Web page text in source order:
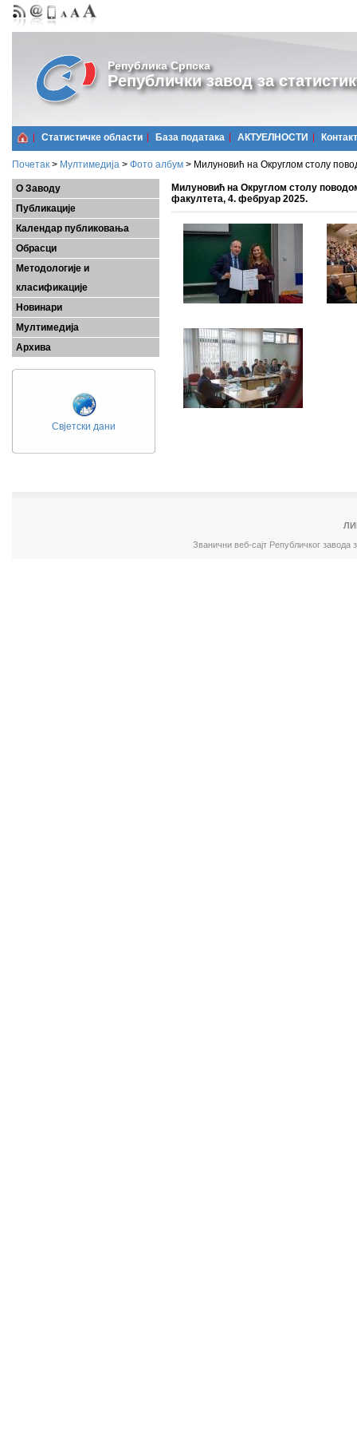
Република Српска
Републички завод за
Статистичке области Базa података АКТУЕЛНОСТИ Контакт
Почетак > Мултимедија > Фото албум > Милуновић на Округлом столу
О Заводу
Публикације
Календар публиковања
Обрасци
Методологије и
класификације
Новинари
Мултимедија
Архива
Свјетски дани
Милуновић на Округлом столу
факултета, 4. фебруар 2025.
Званични веб-сајт Републичког